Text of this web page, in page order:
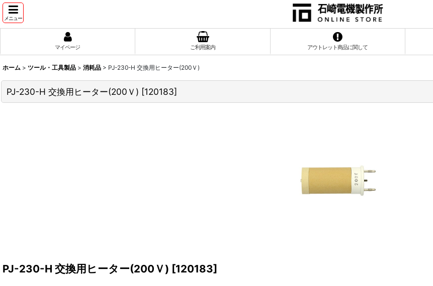
メニュー
マイページ ご利用案内 アウトレット商品に関して
ホーム > ツール・工具製品 > 消耗品 > PJ-230-H 交換用ヒーター(200Ｖ)
PJ-230-H 交換用ヒーター(200Ｖ) [120183]
PJ-230-H 交換用ヒーター(200Ｖ) [120183]